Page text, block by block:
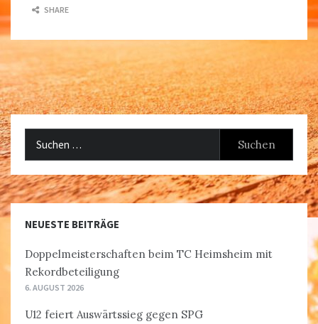
SHARE
NEUESTE BEITRÄGE
Doppelmeisterschaften beim TC Heimsheim mit
Rekordbeteiligung
6. AUGUST 2026
U12 feiert Auswärtssieg gegen SPG